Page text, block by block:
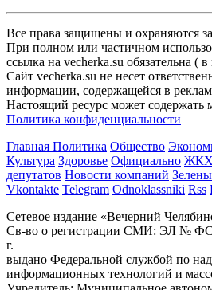
Все права защищены и охраняются
При полном или частичном
ссылка на vecherka.su обязательна (
Сайт vecherka.su не несет
информации, содержащейся в
Настоящий ресурс может содержать
Политика конфиденциальности
Главная Политика Общество
Культура Здоровье Официально ЖКХ
депутатов Новости компаний
Vkontakte Telegram Odnoklassniki Rss
Сетевое издание «Вечерний
Cв-во о регистрации СМИ: ЭЛ № ФС
г.
выдано Федеральной службой по
информационных технологий и